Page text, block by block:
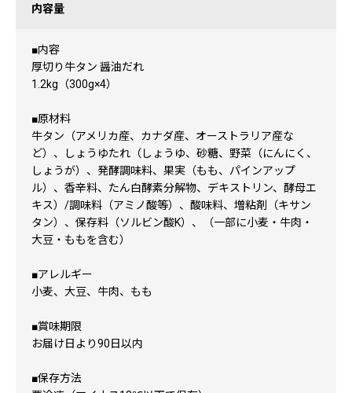
内容量
■内容
厚切り牛タン 醤油だれ
1.2kg（300g×4）
■原材料
牛タン（アメリカ産、カナダ産、オーストラリア産な
ど）、しょうゆたれ（しょうゆ、砂糖、野菜（にんにく、
しょうが）、発酵調味料、果実（もも、パインアップ
ル）、香辛料、たん白酵素分解物、デキストリン、酵母エ
キス）/調味料（アミノ酸等）、酸味料、増粘剤（キサン
タン）、保存料（ソルビン酸K）、（一部に小麦・牛肉・
大豆・ももを含む）
■アレルギー
小麦、大豆、牛肉、もも
■賞味期限
お届け日より90日以内
■保存方法